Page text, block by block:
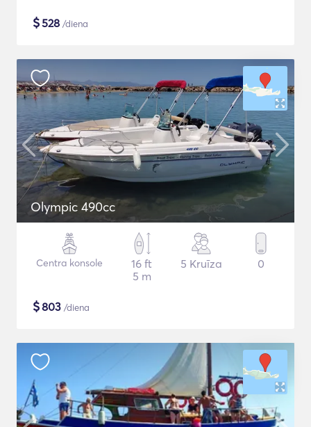
$528 /diena
Olympic 490cc
Centra konsole
16 ft
5 m
5 Kruīza 0
$803 /diena